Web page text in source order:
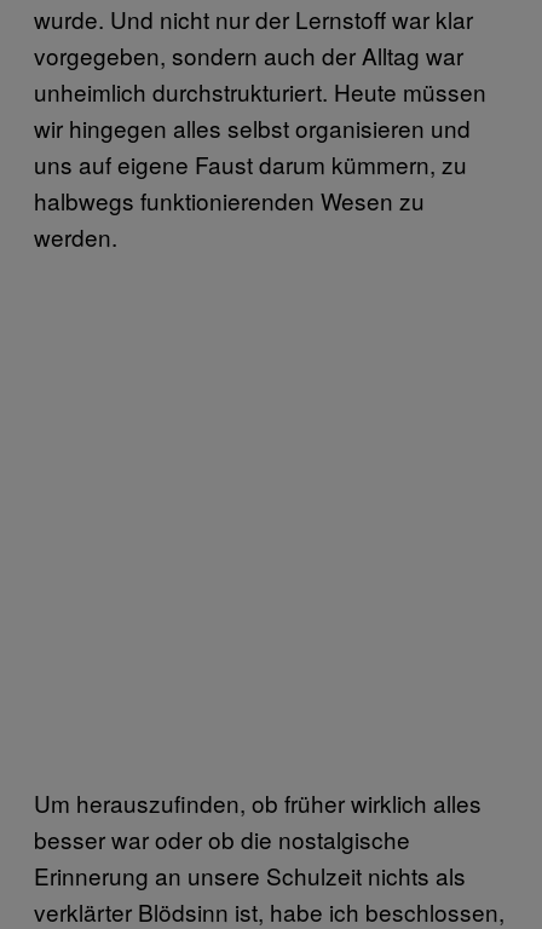
wurde. Und nicht nur der Lernstoff war klar
vorgegeben, sondern auch der Alltag war
unheimlich durchstrukturiert. Heute müssen
wir hingegen alles selbst organisieren und
uns auf eigene Faust darum kümmern, zu
halbwegs funktionierenden Wesen zu
werden.
Um herauszufinden, ob früher wirklich alles
besser war oder ob die nostalgische
Erinnerung an unsere Schulzeit nichts als
verklärter Blödsinn ist, habe ich beschlossen,